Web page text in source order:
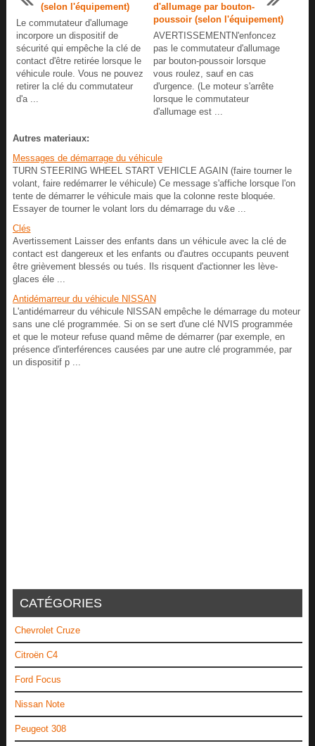
(selon l'équipement)
Le commutateur d'allumage
incorpore un dispositif de
sécurité qui empêche la clé de
contact d'être retirée lorsque le
véhicule roule. Vous ne pouvez
retirer la clé du commutateur
d'a ...
d'allumage par bouton-
poussoir (selon l'équipement)
AVERTISSEMENTN'enfoncez
pas le commutateur d'allumage
par bouton-poussoir lorsque
vous roulez, sauf en cas
d'urgence. (Le moteur s'arrête
lorsque le commutateur
d'allumage est ...
Autres materiaux:
Messages de démarrage du véhicule
TURN STEERING WHEEL START VEHICLE AGAIN (faire tourner le
volant, faire redémarrer le véhicule) Ce message s'affiche lorsque l'on
tente de démarrer le véhicule mais que la colonne reste bloquée.
Essayer de tourner le volant lors du démarrage du v&e ...
Clés
Avertissement Laisser des enfants dans un véhicule avec la clé de
contact est dangereux et les enfants ou d'autres occupants peuvent
être grièvement blessés ou tués. Ils risquent d'actionner les lève-
glaces éle ...
Antidémarreur du véhicule NISSAN
L'antidémarreur du véhicule NISSAN empêche le démarrage du moteur
sans une clé programmée. Si on se sert d'une clé NVIS programmée
et que le moteur refuse quand même de démarrer (par exemple, en
présence d'interférences causées par une autre clé programmée, par
un dispositif p ...
CATÉGORIES
Chevrolet Cruze
Citroën C4
Ford Focus
Nissan Note
Peugeot 308